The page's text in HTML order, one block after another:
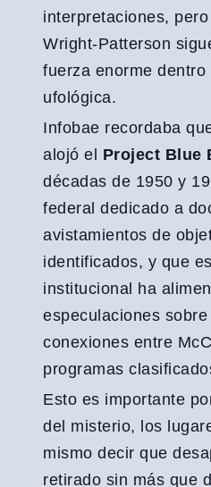
interpretaciones,
Wright-Patterson
fuerza enorme
ufológica.
Infobae recordaba
alojó el Project Blue
décadas de 1950 y
federal dedicado a
avistamientos de
identificados, y que
institucional ha
especulaciones
conexiones entre
programas
Esto es importante
del misterio, los
mismo decir que
retirado sin más que